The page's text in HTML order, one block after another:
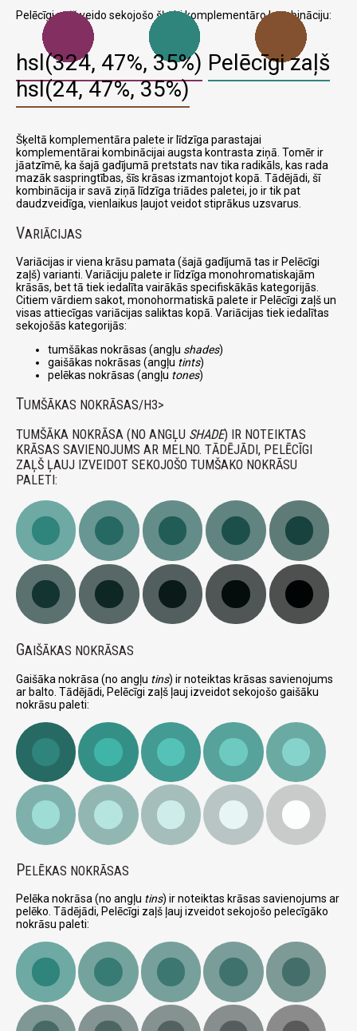
Pelēcīgi zaļš veido sekojošo šķelti komplementāro kombināciju:
hsl(324, 47%, 35%) Pelēcīgi zaļš
hsl(24, 47%, 35%)
Šķeltā komplementāra palete ir līdzīga parastajai
komplementārai kombinācijai augsta kontrasta ziņā. Tomēr ir
jāatzīmē, ka šajā gadījumā pretstats nav tika radikāls, kas rada
mazāk saspringtības, šīs krāsas izmantojot kopā. Tādējādi, šī
kombinācija ir savā ziņā līdzīga triādes paletei, jo ir tik pat
daudzveidīga, vienlaikus ļaujot veidot stiprākus uzsvarus.
VARIĀCIJAS
Variācijas ir viena krāsu pamata (šajā gadījumā tas ir Pelēcīgi
zaļš) varianti. Variāciju palete ir līdzīga monohromatiskajām
krāsās, bet tā tiek iedalīta vairākās specifiskākās kategorijās.
Citiem vārdiem sakot, monohormatiskā palete ir Pelēcīgi zaļš un
visas attiecīgas variācijas saliktas kopā. Variācijas tiek iedalītas
sekojošās kategorijās:
tumšākas nokrāsas (angļu shades)
gaišākas nokrāsas (angļu tints)
pelēkas nokrāsas (angļu tones)
TUMŠĀKAS NOKRĀSAS/H3>
TUMŠĀKA NOKRĀSA (NO ANGĻU SHADE) IR NOTEIKTAS
KRĀSAS SAVIENOJUMS AR MELNO. TĀDĒJĀDI, PELĒCĪGI
ZAĻŠ ĻAUJ IZVEIDOT SEKOJOŠO TUMŠAKO NOKRĀSU
PALETI:
GAIŠĀKAS NOKRĀSAS
Gaišāka nokrāsa (no angļu tins) ir noteiktas krāsas savienojums
ar balto. Tādējādi, Pelēcīgi zaļš ļauj izveidot sekojošo gaišāku
nokrāsu paleti:
PELĒKAS NOKRĀSAS
Pelēka nokrāsa (no angļu tins) ir noteiktas krāsas savienojums ar
pelēko. Tādējādi, Pelēcīgi zaļš ļauj izveidot sekojošo pelecīgāko
nokrāsu paleti: